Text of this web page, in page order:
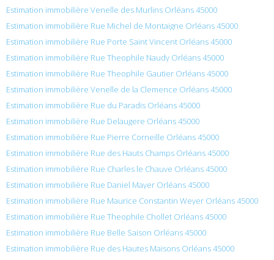
Estimation immobilière Venelle des Murlins Orléans 45000
Estimation immobilière Rue Michel de Montaigne Orléans 45000
Estimation immobilière Rue Porte Saint Vincent Orléans 45000
Estimation immobilière Rue Theophile Naudy Orléans 45000
Estimation immobilière Rue Theophile Gautier Orléans 45000
Estimation immobilière Venelle de la Clemence Orléans 45000
Estimation immobilière Rue du Paradis Orléans 45000
Estimation immobilière Rue Delaugere Orléans 45000
Estimation immobilière Rue Pierre Corneille Orléans 45000
Estimation immobilière Rue des Hauts Champs Orléans 45000
Estimation immobilière Rue Charles le Chauve Orléans 45000
Estimation immobilière Rue Daniel Mayer Orléans 45000
Estimation immobilière Rue Maurice Constantin Weyer Orléans 45000
Estimation immobilière Rue Theophile Chollet Orléans 45000
Estimation immobilière Rue Belle Saison Orléans 45000
Estimation immobilière Rue des Hautes Maisons Orléans 45000